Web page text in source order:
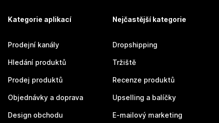
Kategorie aplikací
Prodejní kanály
Hledání produktů
Prodej produktů
Objednávky a doprava
Design obchodu
Nejčastější kategorie
Dropshipping
Tržiště
Recenze produktů
Upselling a balíčky
E-mailový marketing